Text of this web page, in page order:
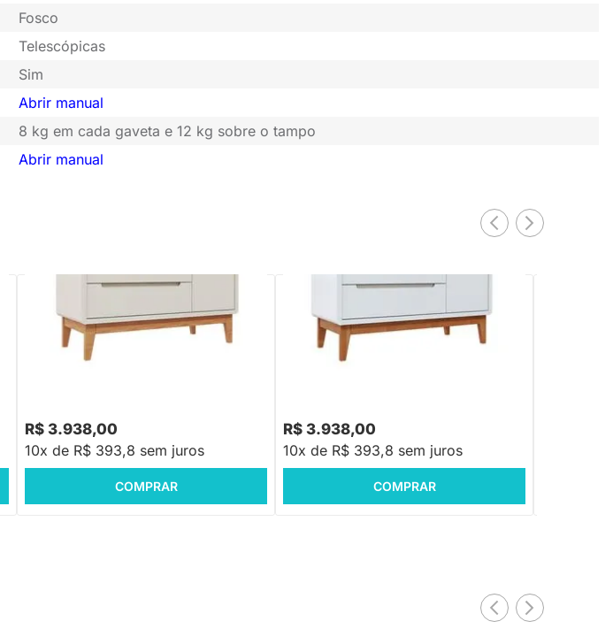
Fosco
Telescópicas
Sim
Abrir manual
8 kg em cada gaveta e 12 kg sobre o tampo
Abrir manual
com Pés Jequitibá
R$ 3.938,00
10x de R$ 393,8 sem juros
COMPRAR
com Pés Jequitibá
R$ 3.938,00
10x de R$ 393,8 sem juros
COMPRAR